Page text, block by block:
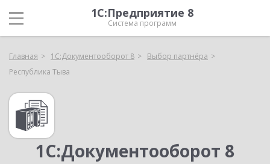
1С:Предприятие 8
Система программ
Главная 1С:Документооборот 8
Выбор партнёра
Республика Тыва
1С:Документооборот 8